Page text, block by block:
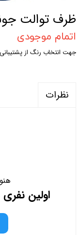
ظرف توالت
اتمام موجودی
جهت انتخاب رنگ از
نظرات
اولین